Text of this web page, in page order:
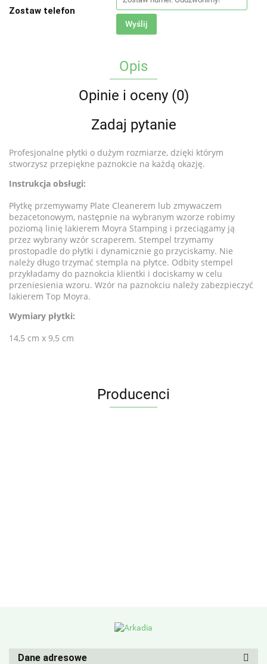
Zostaw telefon
Wyślij
Opis
Opinie i oceny (0)
Zadaj pytanie
Profesjonalne płytki o dużym rozmiarze, dzięki którym
stworzysz przepiękne paznokcie na każdą okazję.
Instrukcja obsługi:
Płytkę przemywamy Plate Cleanerem lub zmywaczem
bezacetonowym, następnie na wybranym wzorze robimy
poziomą linię lakierem Moyra Stamping i przeciągamy ją
przez wybrany wzór scraperem. Stempel trzymamy
prostopadle do płytki i dynamicznie go przyciskamy. Nie
należy długo trzymać stempla na płytce. Odbity stempel
przykładamy do paznokcia klientki i dociskamy w celu
przeniesienia wzoru. Wzór na paznokciu należy zabezpieczyć
lakierem Top Moyra.
Wymiary płytki:
14,5 cm x 9,5 cm
Producenci
Dane adresowe